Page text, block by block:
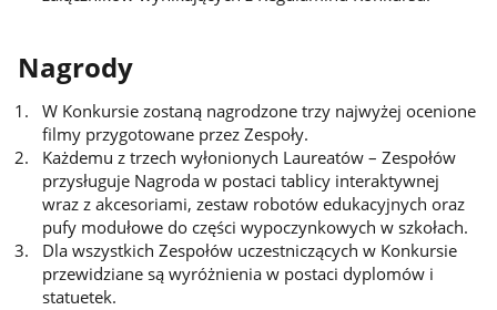
Nagrody
W Konkursie zostaną nagrodzone trzy najwyżej ocenione
filmy przygotowane przez Zespoły.
Każdemu z trzech wyłonionych Laureatów – Zespołów
przysługuje Nagroda w postaci tablicy interaktywnej
wraz z akcesoriami, zestaw robotów edukacyjnych oraz
pufy modułowe do części wypoczynkowych w szkołach.
Dla wszystkich Zespołów uczestniczących w Konkursie
przewidziane są wyróżnienia w postaci dyplomów i
statuetek.